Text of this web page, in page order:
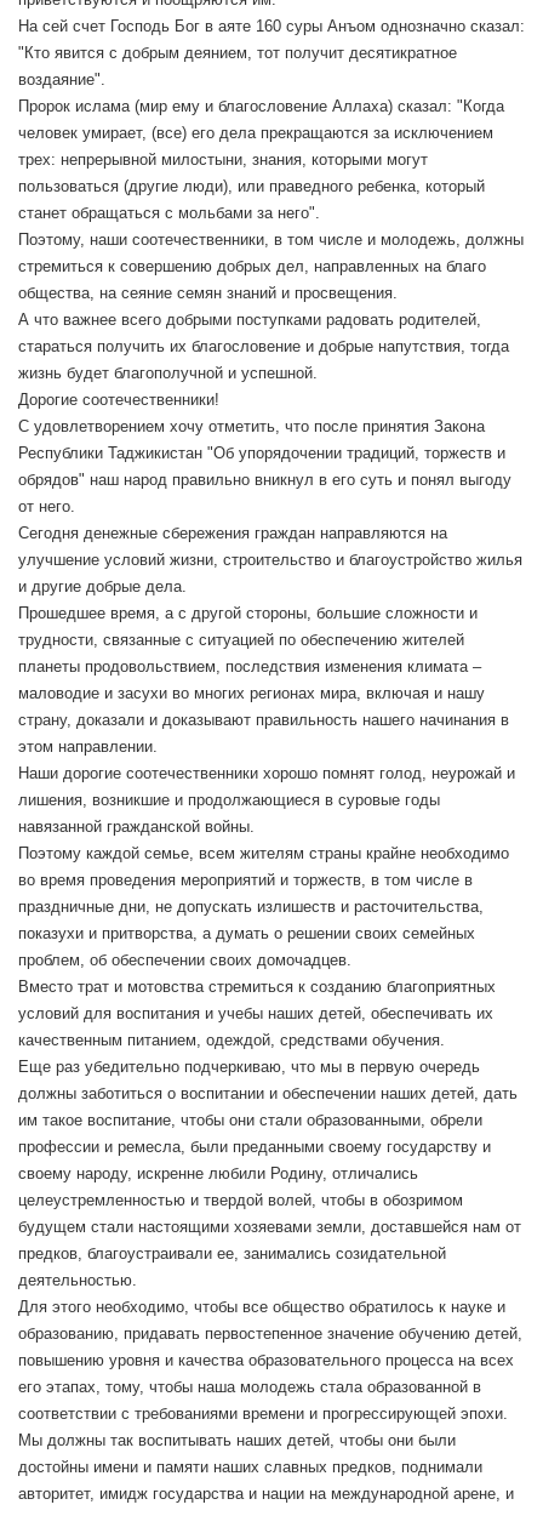
На сей счет Господь Бог в аяте 160 суры Анъом однозначно сказал:
"Кто явится с добрым деянием, тот получит десятикратное
воздаяние".
Пророк ислама (мир ему и благословение Аллаха) сказал: "Когда
человек умирает, (все) его дела прекращаются за исключением
трех: непрерывной милостыни, знания, которыми могут
пользоваться (другие люди), или праведного ребенка, который
станет обращаться с мольбами за него".
Поэтому, наши соотечественники, в том числе и молодежь, должны
стремиться к совершению добрых дел, направленных на благо
общества, на сеяние семян знаний и просвещения.
А что важнее всего добрыми поступками радовать родителей,
стараться получить их благословение и добрые напутствия, тогда
жизнь будет благополучной и успешной.
Дорогие соотечественники!
С удовлетворением хочу отметить, что после принятия Закона
Республики Таджикистан "Об упорядочении традиций, торжеств и
обрядов" наш народ правильно вникнул в его суть и понял выгоду
от него.
Сегодня денежные сбережения граждан направляются на
улучшение условий жизни, строительство и благоустройство жилья
и другие добрые дела.
Прошедшее время, а с другой стороны, большие сложности и
трудности, связанные с ситуацией по обеспечению жителей
планеты продовольствием, последствия изменения климата –
маловодие и засухи во многих регионах мира, включая и нашу
страну, доказали и доказывают правильность нашего начинания в
этом направлении.
Наши дорогие соотечественники хорошо помнят голод, неурожай и
лишения, возникшие и продолжающиеся в суровые годы
навязанной гражданской войны.
Поэтому каждой семье, всем жителям страны крайне необходимо
во время проведения мероприятий и торжеств, в том числе в
праздничные дни, не допускать излишеств и расточительства,
показухи и притворства, а думать о решении своих семейных
проблем, об обеспечении своих домочадцев.
Вместо трат и мотовства стремиться к созданию благоприятных
условий для воспитания и учебы наших детей, обеспечивать их
качественным питанием, одеждой, средствами обучения.
Еще раз убедительно подчеркиваю, что мы в первую очередь
должны заботиться о воспитании и обеспечении наших детей, дать
им такое воспитание, чтобы они стали образованными, обрели
профессии и ремесла, были преданными своему государству и
своему народу, искренне любили Родину, отличались
целеустремленностью и твердой волей, чтобы в обозримом
будущем стали настоящими хозяевами земли, доставшейся нам от
предков, благоустраивали ее, занимались созидательной
деятельностью.
Для этого необходимо, чтобы все общество обратилось к науке и
образованию, придавать первостепенное значение обучению детей,
повышению уровня и качества образовательного процесса на всех
его этапах, тому, чтобы наша молодежь стала образованной в
соответствии с требованиями времени и прогрессирующей эпохи.
Мы должны так воспитывать наших детей, чтобы они были
достойны имени и памяти наших славных предков, поднимали
авторитет, имидж государства и нации на международной арене, и